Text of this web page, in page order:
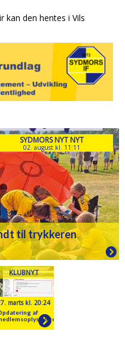
kan den hentes i Vils
SYDMORS NYT NYT
02. august kl. 11:11
til trykkeren
KLUBNYT
marts kl. 20:24
af